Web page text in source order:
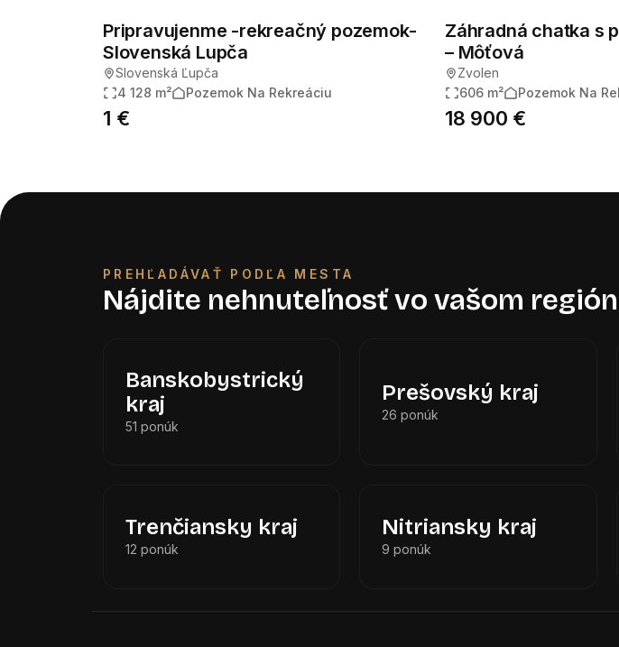
Pripravujenme -rekreačný pozemok-
Slovenská Lupča
Slovenská Ľupča
4 128 m²
Pozemok Na Rekreáciu
1 €
Záhradná chatka s
– Môťová
Zvolen
606 m²
Pozemok Na
18 900 €
PREHĽADÁVAŤ PODĽA MESTA
Nájdite nehnuteľnosť vo vašom
Banskobystrický
kraj
51 ponúk
Prešovský kraj
26 ponúk
Trenčiansky kraj
12 ponúk
Nitriansky kraj
9 ponúk